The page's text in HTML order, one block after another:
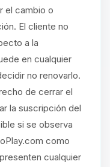
el cambio o
El cliente no
a la
en cualquier
no renovarlo.
de cerrar el
la suscripción del
si se observa
como
cualquier